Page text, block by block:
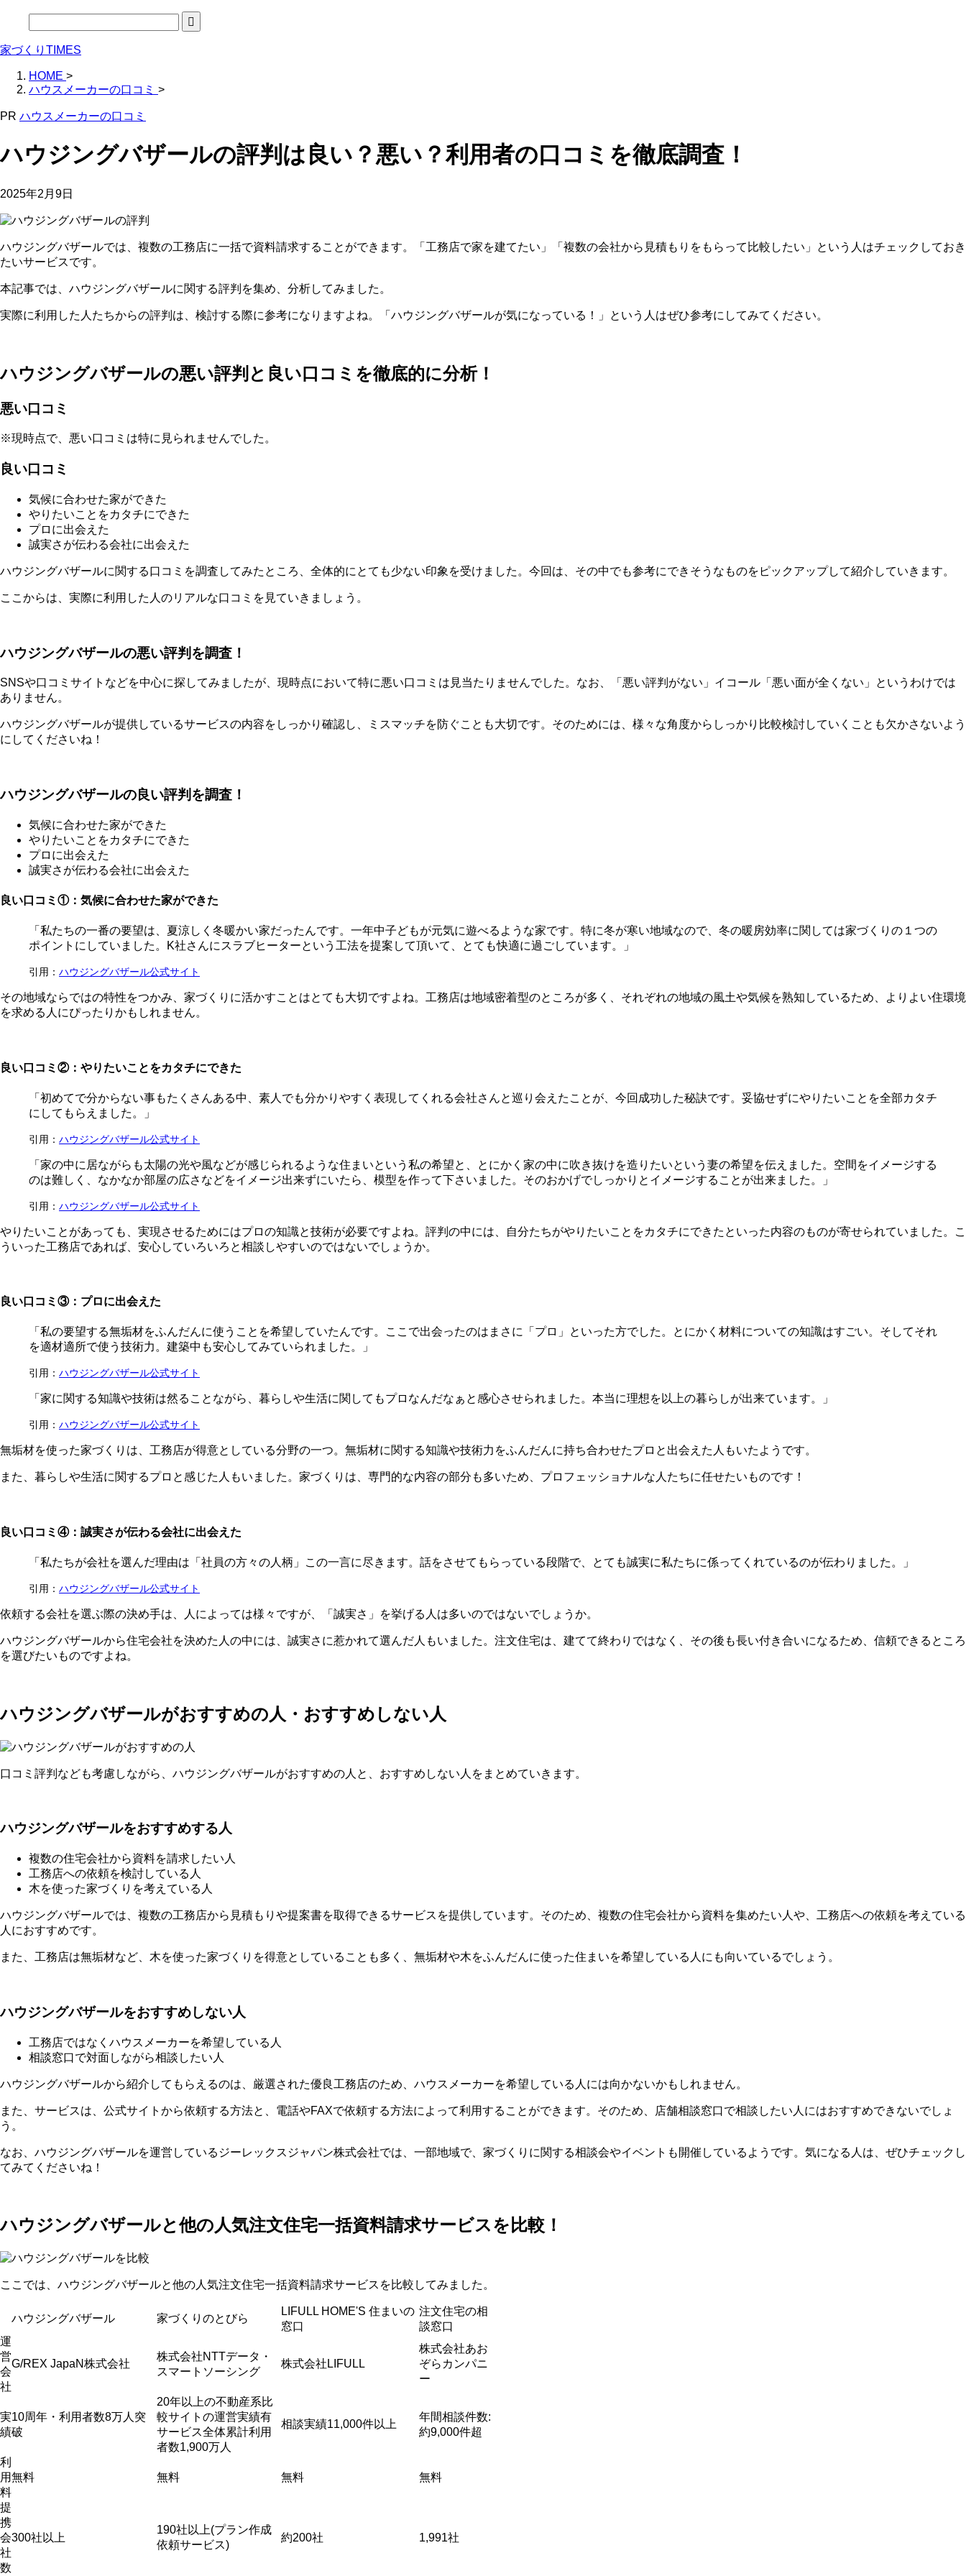
家づくりTIMES
HOME >
ハウスメーカーの口コミ >
PR ハウスメーカーの口コミ
ハウジングバザールの評判は良い？悪い？利用者の口コミを徹底調査！
2025年2月9日
ハウジングバザールでは、複数の工務店に一括で資料請求することができます。「工務店で家を建てたい」「複数の会社から見積もりをもらって比較したい」という人はチェックしておき
たいサービスです。
本記事では、ハウジングバザールに関する評判を集め、分析してみました。
実際に利用した人たちからの評判は、検討する際に参考になりますよね。「ハウジングバザールが気になっている！」という人はぜひ参考にしてみてください。
ハウジングバザールの悪い評判と良い口コミを徹底的に分析！
悪い口コミ
※現時点で、悪い口コミは特に見られませんでした。
良い口コミ
気候に合わせた家ができた
やりたいことをカタチにできた
プロに出会えた
誠実さが伝わる会社に出会えた
ハウジングバザールに関する口コミを調査してみたところ、全体的にとても少ない印象を受けました。今回は、その中でも参考にできそうなものをピックアップして紹介していきます。
ここからは、実際に利用した人のリアルな口コミを見ていきましょう。
ハウジングバザールの悪い評判を調査！
SNSや口コミサイトなどを中心に探してみましたが、現時点において特に悪い口コミは見当たりませんでした。なお、「悪い評判がない」イコール「悪い面が全くない」というわけでは
ありません。
ハウジングバザールが提供しているサービスの内容をしっかり確認し、ミスマッチを防ぐことも大切です。そのためには、様々な角度からしっかり比較検討していくことも欠かさないよう
にしてくださいね！
ハウジングバザールの良い評判を調査！
気候に合わせた家ができた
やりたいことをカタチにできた
プロに出会えた
誠実さが伝わる会社に出会えた
良い口コミ①：気候に合わせた家ができた
「私たちの一番の要望は、夏涼しく冬暖かい家だったんです。一年中子どもが元気に遊べるような家です。特に冬が寒い地域なので、冬の暖房効率に関しては家づくりの１つの
ポイントにしていました。K社さんにスラブヒーターという工法を提案して頂いて、とても快適に過ごしています。」
引用： ハウジングバザール公式サイト
その地域ならではの特性をつかみ、家づくりに活かすことはとても大切ですよね。工務店は地域密着型のところが多く、それぞれの地域の風土や気候を熟知しているため、よりよい住環境
を求める人にぴったりかもしれません。
良い口コミ②：やりたいことをカタチにできた
「初めてで分からない事もたくさんある中、素人でも分かりやすく表現してくれる会社さんと巡り会えたことが、今回成功した秘訣です。妥協せずにやりたいことを全部カタチ
にしてもらえました。」
引用： ハウジングバザール公式サイト
「家の中に居ながらも太陽の光や風などが感じられるような住まいという私の希望と、とにかく家の中に吹き抜けを造りたいという妻の希望を伝えました。空間をイメージする
のは難しく、なかなか部屋の広さなどをイメージ出来ずにいたら、模型を作って下さいました。そのおかげでしっかりとイメージすることが出来ました。」
引用： ハウジングバザール公式サイト
やりたいことがあっても、実現させるためにはプロの知識と技術が必要ですよね。評判の中には、自分たちがやりたいことをカタチにできたといった内容のものが寄せられていました。こ
ういった工務店であれば、安心していろいろと相談しやすいのではないでしょうか。
良い口コミ③：プロに出会えた
「私の要望する無垢材をふんだんに使うことを希望していたんです。ここで出会ったのはまさに「プロ」といった方でした。とにかく材料についての知識はすごい。そしてそれ
を適材適所で使う技術力。建築中も安心してみていられました。」
引用： ハウジングバザール公式サイト
「家に関する知識や技術は然ることながら、暮らしや生活に関してもプロなんだなぁと感心させられました。本当に理想を以上の暮らしが出来ています。」
引用： ハウジングバザール公式サイト
無垢材を使った家づくりは、工務店が得意としている分野の一つ。無垢材に関する知識や技術力をふんだんに持ち合わせたプロと出会えた人もいたようです。
また、暮らしや生活に関するプロと感じた人もいました。家づくりは、専門的な内容の部分も多いため、プロフェッショナルな人たちに任せたいものです！
良い口コミ④：誠実さが伝わる会社に出会えた
「私たちが会社を選んだ理由は「社員の方々の人柄」この一言に尽きます。話をさせてもらっている段階で、とても誠実に私たちに係ってくれているのが伝わりました。」
引用： ハウジングバザール公式サイト
依頼する会社を選ぶ際の決め手は、人によっては様々ですが、「誠実さ」を挙げる人は多いのではないでしょうか。
ハウジングバザールから住宅会社を決めた人の中には、誠実さに惹かれて選んだ人もいました。注文住宅は、建てて終わりではなく、その後も長い付き合いになるため、信頼できるところ
を選びたいものですよね。
ハウジングバザールがおすすめの人・おすすめしない人
口コミ評判なども考慮しながら、ハウジングバザールがおすすめの人と、おすすめしない人をまとめていきます。
ハウジングバザールをおすすめする人
複数の住宅会社から資料を請求したい人
工務店への依頼を検討している人
木を使った家づくりを考えている人
ハウジングバザールでは、複数の工務店から見積もりや提案書を取得できるサービスを提供しています。そのため、複数の住宅会社から資料を集めたい人や、工務店への依頼を考えている
人におすすめです。
また、工務店は無垢材など、木を使った家づくりを得意としていることも多く、無垢材や木をふんだんに使った住まいを希望している人にも向いているでしょう。
ハウジングバザールをおすすめしない人
工務店ではなくハウスメーカーを希望している人
相談窓口で対面しながら相談したい人
ハウジングバザールから紹介してもらえるのは、厳選された優良工務店のため、ハウスメーカーを希望している人には向かないかもしれません。
また、サービスは、公式サイトから依頼する方法と、電話やFAXで依頼する方法によって利用することができます。そのため、店舗相談窓口で相談したい人にはおすすめできないでしょ
う。
なお、ハウジングバザールを運営しているジーレックスジャパン株式会社では、一部地域で、家づくりに関する相談会やイベントも開催しているようです。気になる人は、ぜひチェックし
てみてくださいね！
ハウジングバザールと他の人気注文住宅一括資料請求サービスを比較！
ここでは、ハウジングバザールと他の人気注文住宅一括資料請求サービスを比較してみました。
ハウジングバザール 家づくりのとびら
LIFULL HOME'S 住まいの
窓口
注文住宅の相
談窓口
運
営
会
社
G/REX JapaN株式会社
株式会社NTTデータ・
スマートソーシング
株式会社LIFULL
株式会社あお
ぞらカンパニ
ー
実
績
10周年・利用者数8万人突
破
20年以上の不動産系比
較サイトの運営実績有
サービス全体累計利用
者数1,900万人
相談実績11,000件以上
年間相談件数:
約9,000件超
利
用
料
無料 無料 無料 無料
提
携
会
社
数
300社以上
190社以上(プラン作成
依頼サービス)
約200社 1,991社